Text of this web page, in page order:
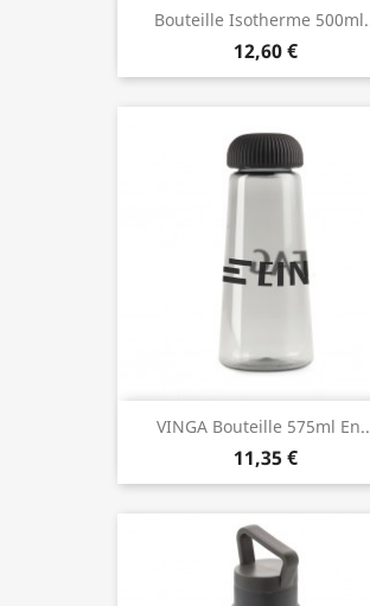
Bouteille Isotherme
12,60 €
VINGA Bouteille 575ml
11,35 €